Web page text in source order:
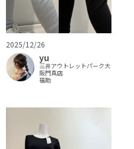
2025/12/26
yu
三井アウトレットパーク大
阪門真店
福助